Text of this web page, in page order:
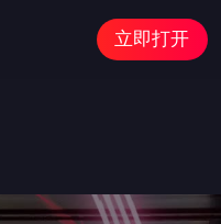
立即打开